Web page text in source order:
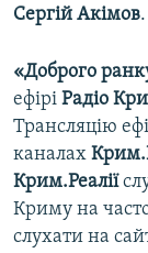
Сергій Акімов.
«Доброго
ефірі Радіо
Трансляцію
каналах
Крим.Реалії
Криму на
слухати на